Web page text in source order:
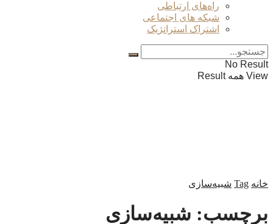
راه‌های ارتباطی
شبکه های اجتماعی
اشتراک استراتژیک
No Result
View همه Result
خانه Tag شبیه‌سازی
برچسب: شبیه‌سازی